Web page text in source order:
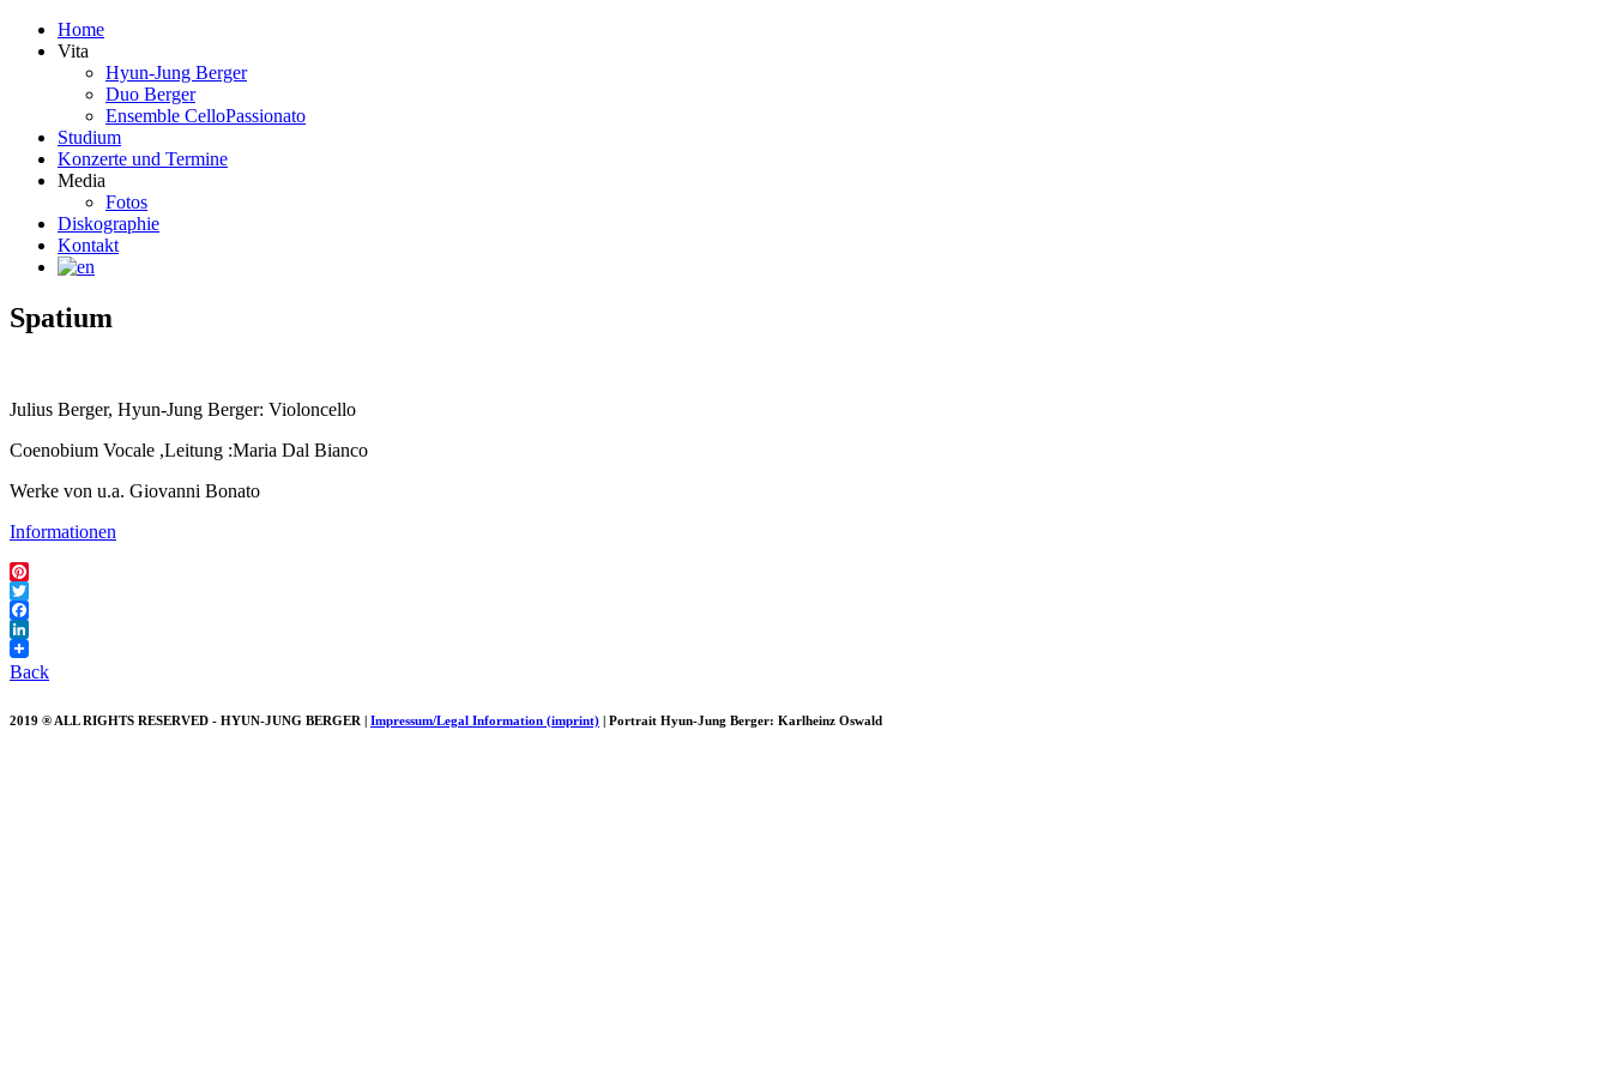
Home
Vita
Hyun-Jung Berger
Duo Berger
Ensemble CelloPassionato
Studium
Konzerte und Termine
Media
Fotos
Diskographie
Kontakt
Spatium
Julius Berger, Hyun-Jung Berger: Violoncello
Coenobium Vocale ,Leitung :Maria Dal Bianco
Werke von u.a. Giovanni Bonato
Informationen
Pinterest
Twitter
Facebook
LinkedIn
Back
2019 ® ALL RIGHTS RESERVED - HYUN-JUNG BERGER | Impressum/Legal Information (imprint) | Portrait Hyun-Jung Berger: Karlheinz Oswald